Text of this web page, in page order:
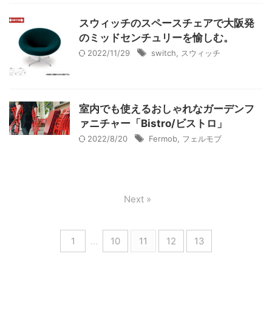
スウィッチのスペースチェアで大阪発
のミッドセンチュリーを愉しむ。
2022/11/29 switch スウィッチ
室内でも使えるおしゃれなガーデンフ
ァニチャー「Bistro/ビストロ」
2022/8/20 Fermob フェルモブ
1 … 10 11 12 13
Next »